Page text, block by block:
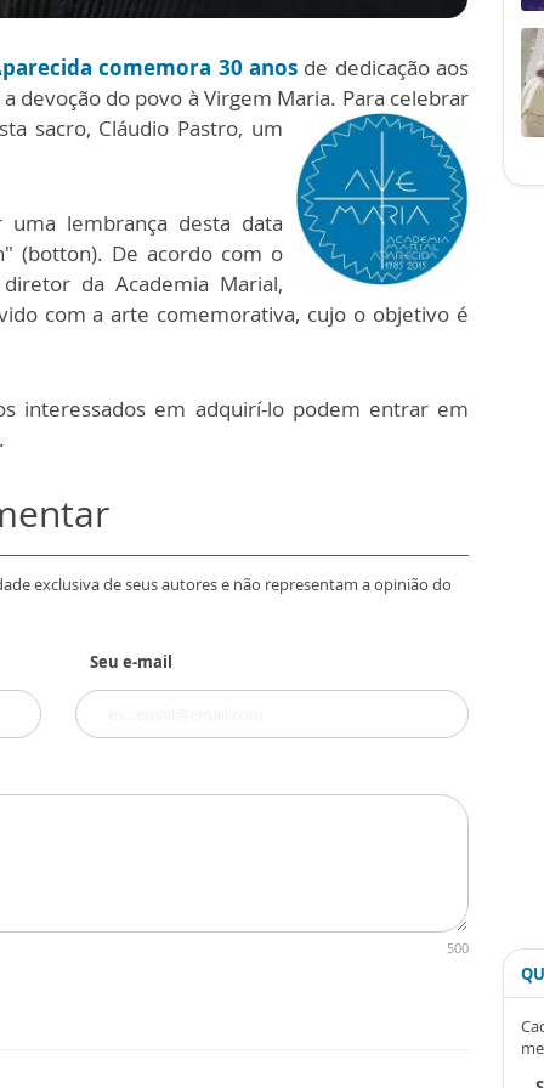
comemora 30 anos de dedicação aos
devoção do povo à Virgem Maria. Para celebrar
sacro, Cláudio Pastro, um
lembrança desta data
(botton). De acordo com o
diretor da Academia Marial,
com a arte comemorativa, cujo o objetivo é
interessados em adquirí-lo podem entrar em
exclusiva de seus autores e não representam a opinião do
Seu e-mail
500